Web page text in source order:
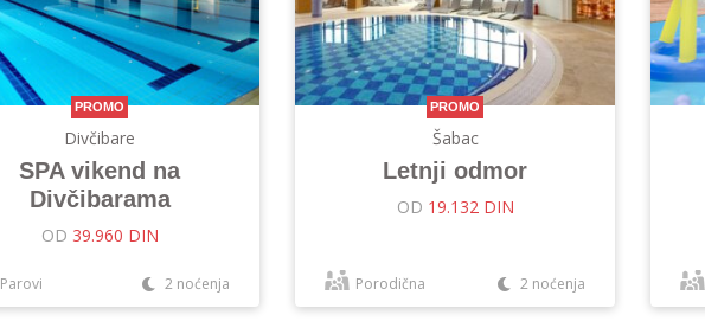
PROMO
Divčibare
SPA vikend na
Divčibarama
OD 39.960 DIN
Parovi 2 noćenja
PROMO
Šabac
Letnji odmor
OD 19.132 DIN
Porodična 2 noćenja